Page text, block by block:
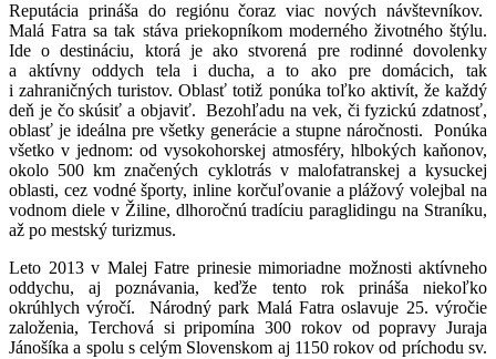
Reputácia prináša do regiónu čoraz viac nových návštevníkov.
Malá Fatra sa tak stáva priekopníkom moderného životného štýlu.
Ide o destináciu, ktorá je ako stvorená pre rodinné dovolenky
a aktívny oddych tela i ducha, a to ako pre domácich, tak
i zahraničných turistov. Oblasť totiž ponúka toľko aktivít, že každý
deň je čo skúsiť a objaviť. Bezohľadu na vek, či fyzickú zdatnosť,
oblasť je ideálna pre všetky generácie a stupne náročnosti. Ponúka
všetko v jednom: od vysokohorskej atmosféry, hlbokých kaňonov,
okolo 500 km značených cyklotrás v malofatranskej a kysuckej
oblasti, cez vodné športy, inline korčuľovanie a plážový volejbal na
vodnom diele v Žiline, dlhoročnú tradíciu paraglidingu na Straníku,
až po mestský turizmus.
Leto 2013 v Malej Fatre prinesie mimoriadne možnosti aktívneho
oddychu, aj poznávania, keďže tento rok prináša niekoľko
okrúhlych výročí. Národný park Malá Fatra oslavuje 25. výročie
založenia, Terchová si pripomína 300 rokov od popravy Juraja
Jánošíka a spolu s celým Slovenskom aj 1150 rokov od príchodu sv.